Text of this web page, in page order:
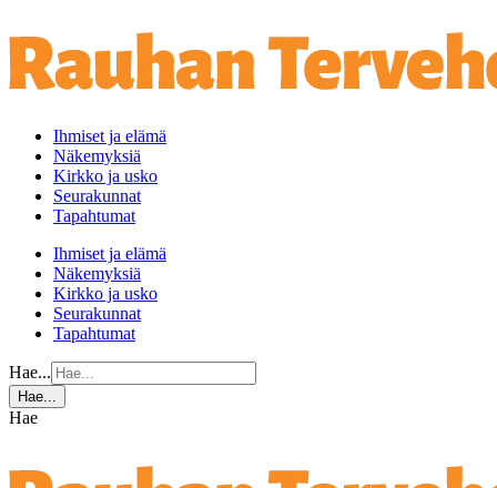
Ihmiset ja elämä
Näkemyksiä
Kirkko ja usko
Seurakunnat
Tapahtumat
Ihmiset ja elämä
Näkemyksiä
Kirkko ja usko
Seurakunnat
Tapahtumat
Hae...
Hae...
Hae